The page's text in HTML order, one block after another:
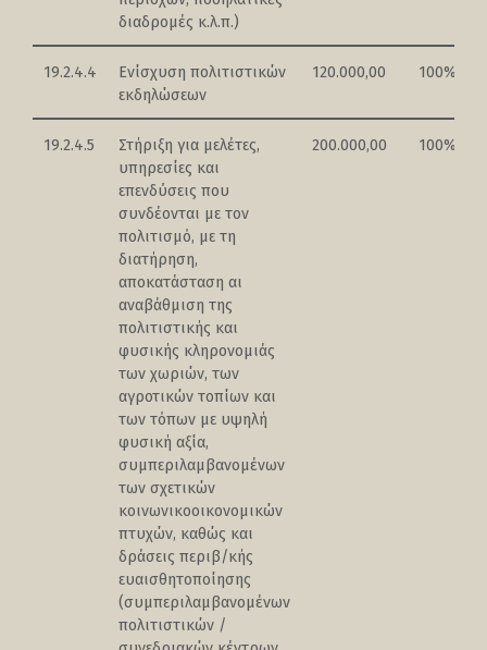
διαδρομές κ.λ.π.)
19.2.4.4
Ενίσχυση πολιτιστικών
εκδηλώσεων
120.000,00 100%
19.2.4.5
Στήριξη για μελέτες,
υπηρεσίες και
επενδύσεις που
συνδέονται με τον
πολιτισμό, με τη
διατήρηση,
αποκατάσταση αι
αναβάθμιση της
πολιτιστικής και
φυσικής κληρονομιάς
των χωριών, των
αγροτικών τοπίων και
των τόπων με υψηλή
φυσική αξία,
συμπεριλαμβανομένων
των σχετικών
κοινωνικοοικονομικών
πτυχών, καθώς και
δράσεις περιβ/κής
ευαισθητοποίησης
(συμπεριλαμβανομένων
πολιτιστικών /
200.000,00 100%